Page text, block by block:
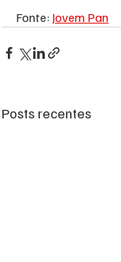
Fonte: Jovem Pan
Posts recentes